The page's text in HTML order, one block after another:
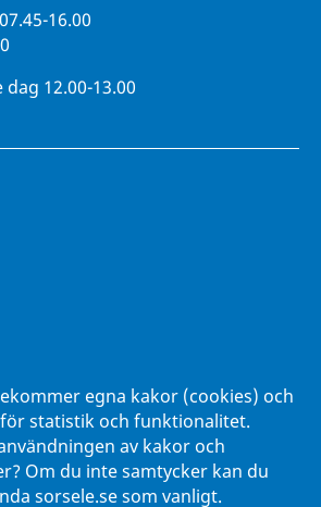
egna kakor (cookies) och
statistik och funktionalitet.
av kakor och
Om du inte samtycker kan du
sorsele.se som vanligt.
16.00
12.00-13.00